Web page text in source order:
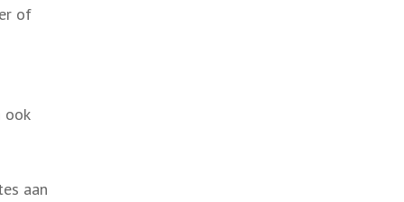
of
ook
aan